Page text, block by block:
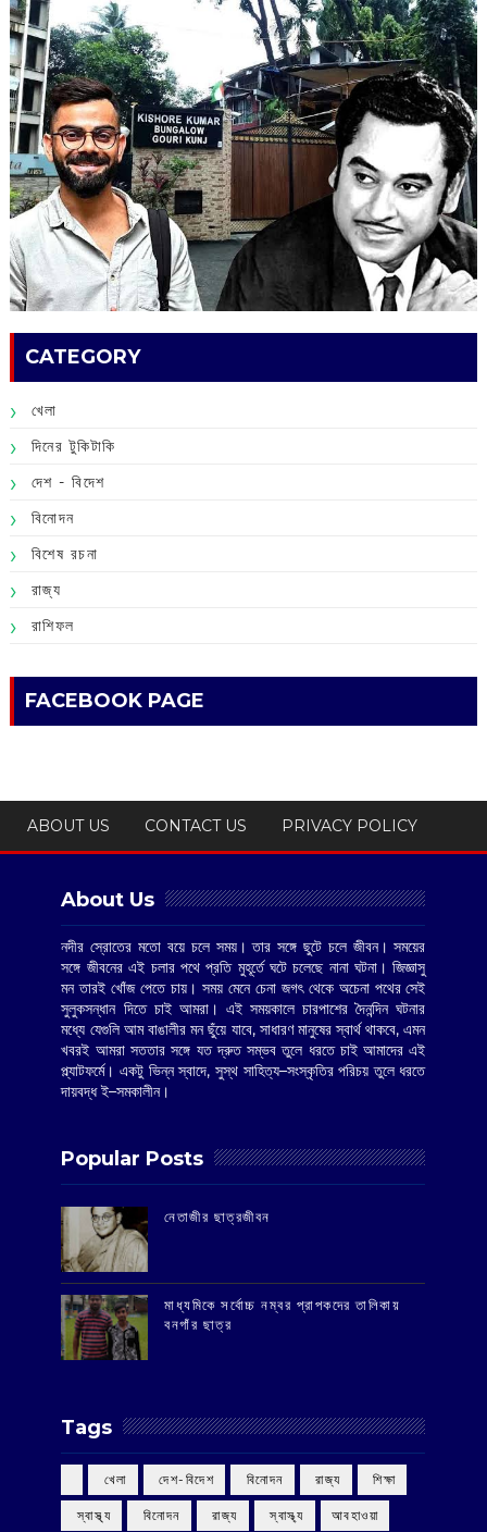
CATEGORY
খেলা
দিনের টুকিটাকি
দেশ - বিদেশ
বিনোদন
বিশেষ রচনা
রাজ্য
রাশিফল
FACEBOOK PAGE
ABOUT US CONTACT US PRIVACY POLICY
About Us
নদীর স্রোতের মতো বয়ে চলে সময়। তার সঙ্গে ছুটে চলে জীবন। সময়ের
সঙ্গে জীবনের এই চলার পথে প্রতি মুহূর্তে ঘটে চলেছে নানা ঘটনা। জিজ্ঞাসু
মন তারই খোঁজ পেতে চায়। সময় মেনে চেনা জগৎ থেকে অচেনা পথের সেই
সুলুকসন্ধান দিতে চাই আমরা। এই সময়কালে চারপাশের দৈনন্দিন ঘটনার
মধ্যে যেগুলি আম বাঙালীর মন ছুঁয়ে যাবে, সাধারণ মানুষের স্বার্থ থাকবে, এমন
খবরই আমরা সততার সঙ্গে যত দ্রুত সম্ভব তুলে ধরতে চাই আমাদের এই
প্ল্যাটফর্মে। একটু ভিন্ন স্বাদে, সুস্থ সাহিত্য–সংস্কৃতির পরিচয় তুলে ধরতে
দায়বদ্ধ ই–সমকালীন।
Popular Posts
‌নেতাজীর ছাত্রজীবন
মাধ্যমিকে সর্বোচ্চ নম্বর প্রাপকদের তালিকায়
বনগাঁর ছাত্র
Tags
‌ খেলা ‌ দেশ-বিদেশ ‌ বিনোদন ‌ রাজ্য ‌ শিক্ষা
‌ স্বাস্থ্য ‌ বিনোদন ‌ রাজ্য ‌ স্বাস্থ্য আবহাওয়া